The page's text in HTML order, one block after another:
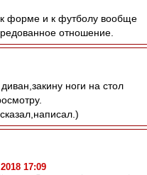
форме и к футболу вообще
отношение.
ноги на стол
17:09